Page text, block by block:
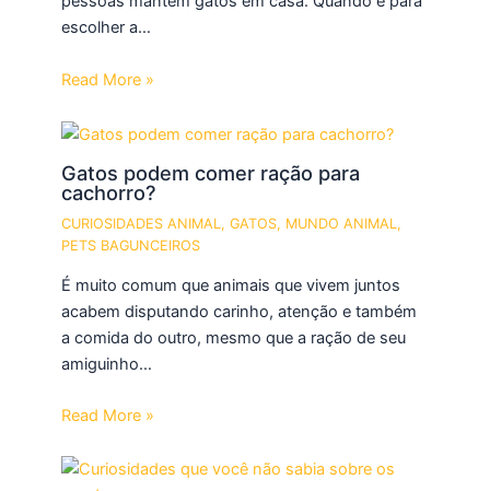
escolher a…
Read More »
Gatos podem comer ração para
cachorro?
CURIOSIDADES ANIMAL ,GATOS, MUNDO ANIMAL ,
PETS BAGUNCEIROS
É muito comum que animais que vivem juntos
acabem disputando carinho, atenção e também
a comida do outro, mesmo que a ração de seu
amiguinho…
Read More »